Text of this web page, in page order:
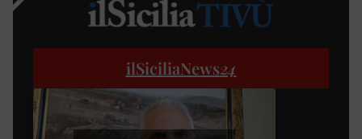
ilSiciliaNews24